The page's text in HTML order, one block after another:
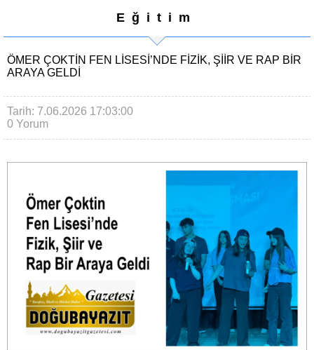
Eğitim
ÖMER ÇOKTIN FEN LISESI’NDE FIZIK, ŞIIR VE RAP BIR
ARAYA GELDI
Tarih: 7.06.2026 17:03:00
0 Yorum